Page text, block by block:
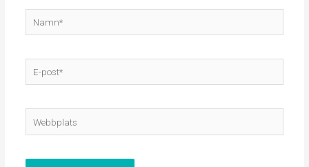
post*
Webbplats